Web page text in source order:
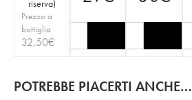
riserva)
Prezzo a
bottiglia
32,50€
POTREBBE PIACERTI ANCHE…